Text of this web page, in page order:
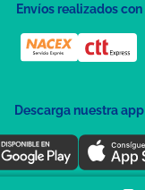
Envíos realizados con
Descarga nuestra app